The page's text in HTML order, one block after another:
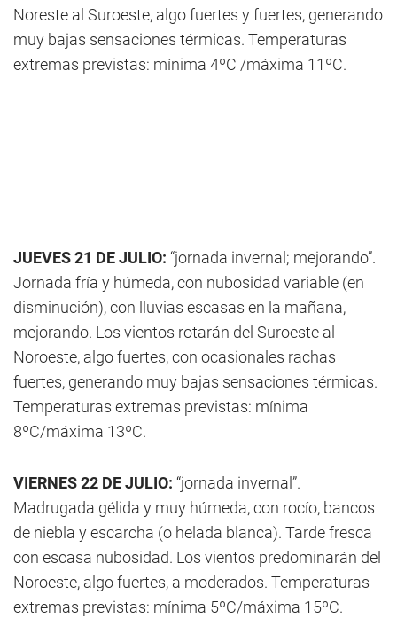
Noreste al Suroeste, algo fuertes y fuertes, generando
muy bajas sensaciones térmicas. Temperaturas
extremas previstas: mínima 4ºC /máxima 11ºC.
JUEVES 21 DE JULIO: “jornada invernal; mejorando”.
Jornada fría y húmeda, con nubosidad variable (en
disminución), con lluvias escasas en la mañana,
mejorando. Los vientos rotarán del Suroeste al
Noroeste, algo fuertes, con ocasionales rachas
fuertes, generando muy bajas sensaciones térmicas.
Temperaturas extremas previstas: mínima
8ºC/máxima 13ºC.
VIERNES 22 DE JULIO: “jornada invernal”.
Madrugada gélida y muy húmeda, con rocío, bancos
de niebla y escarcha (o helada blanca). Tarde fresca
con escasa nubosidad. Los vientos predominarán del
Noroeste, algo fuertes, a moderados. Temperaturas
extremas previstas: mínima 5ºC/máxima 15ºC.